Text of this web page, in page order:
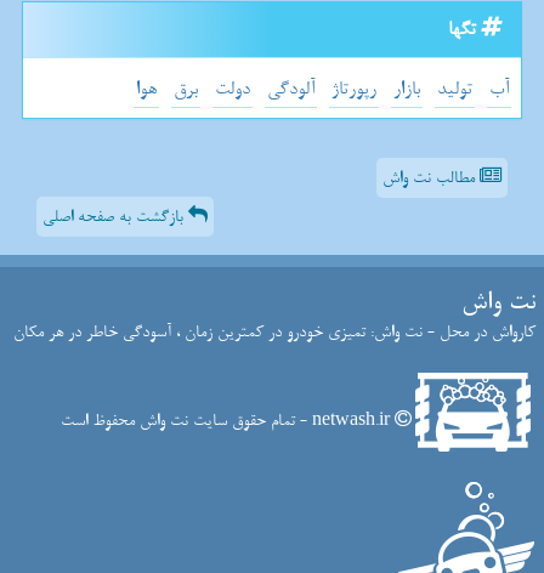
تگها
آب تولید بازار رپورتاژ آلودگی دولت برق هوا
مطالب نت واش
بازگشت به صفحه اصلی
نت واش
کارواش در محل - نت واش: تمیزی خودرو در کمترین زمان ، آسودگی خاطر در هر مکان
netwash.ir - تمام حقوق سایت نت واش محفوظ است